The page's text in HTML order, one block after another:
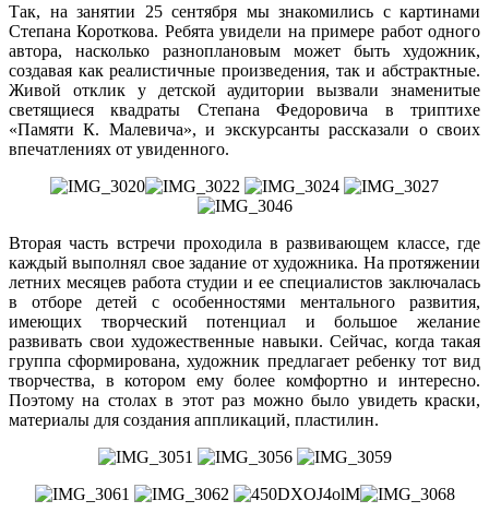
Так, на занятии 25 сентября мы знакомились с картинами
Степана Короткова. Ребята увидели на примере работ одного
автора, насколько разноплановым может быть художник,
создавая как реалистичные произведения, так и абстрактные.
Живой отклик у детской аудитории вызвали знаменитые
светящиеся квадраты Степана Федоровича в триптихе
«Памяти К. Малевича», и экскурсанты рассказали о своих
впечатлениях от увиденного.
Вторая часть встречи проходила в развивающем классе, где
каждый выполнял свое задание от художника. На протяжении
летних месяцев работа студии и ее специалистов заключалась
в отборе детей с особенностями ментального развития,
имеющих творческий потенциал и большое желание
развивать свои художественные навыки. Сейчас, когда такая
группа сформирована, художник предлагает ребенку тот вид
творчества, в котором ему более комфортно и интересно.
Поэтому на столах в этот раз можно было увидеть краски,
материалы для создания аппликаций, пластилин.